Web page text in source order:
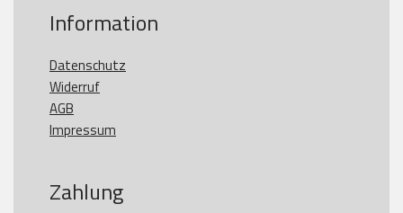
Information
Datenschutz
Widerruf
AGB
Impressum
Zahlung